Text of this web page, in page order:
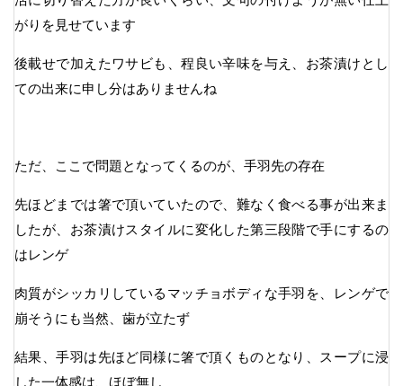
がりを見せています
後載せで加えたワサビも、程良い辛味を与え、お茶漬けとし
ての出来に申し分はありませんね
ただ、ここで問題となってくるのが、手羽先の存在
先ほどまでは箸で頂いていたので、難なく食べる事が出来ま
したが、お茶漬けスタイルに変化した第三段階で手にするの
はレンゲ
肉質がシッカリしているマッチョボディな手羽を、レンゲで
崩そうにも当然、歯が立たず
結果、手羽は先ほど同様に箸で頂くものとなり、スープに浸
した一体感は、ほぼ無し